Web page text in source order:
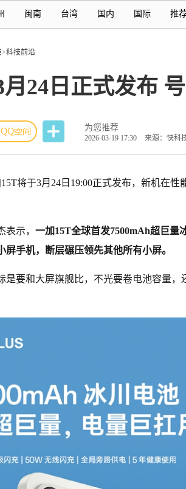
闽南 台湾 国内 国际 推
>科技前沿
24日正式发布
为您推荐
2026-03-19 17:30 来源：快科
将于3月24日19:00正式发布，新机在性
示， 一加15T全球首发7500mAh超巨量
屏手机，断层碾压领先其他所有小屏。
是要和大屏旗舰比，不光要卷电池容量，